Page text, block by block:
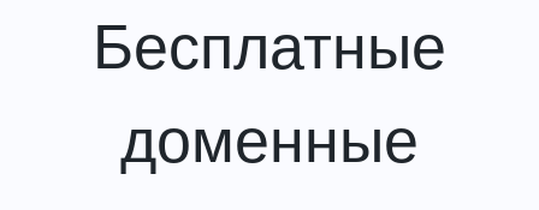
Бесплатные
доменные